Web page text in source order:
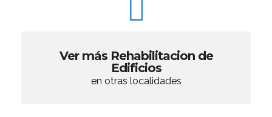
Ver más Rehabilitacion de
Edificios
en otras localidades